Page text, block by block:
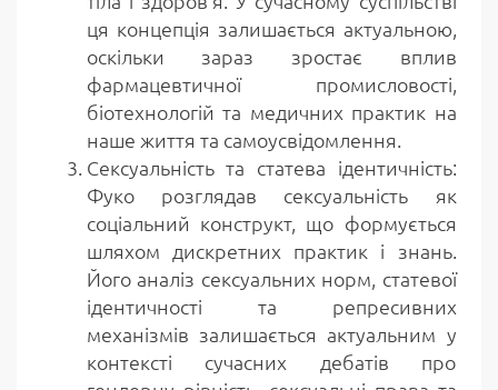
ця концепція залишається актуальною,
оскільки зараз зростає вплив
фармацевтичної промисловості,
біотехнологій та медичних практик на
наше життя та самоусвідомлення.
Сексуальність та статева ідентичність:
Фуко розглядав сексуальність як
соціальний конструкт, що формується
шляхом дискретних практик і знань.
Його аналіз сексуальних норм, статевої
ідентичності та репресивних
механізмів залишається актуальним у
контексті сучасних дебатів про